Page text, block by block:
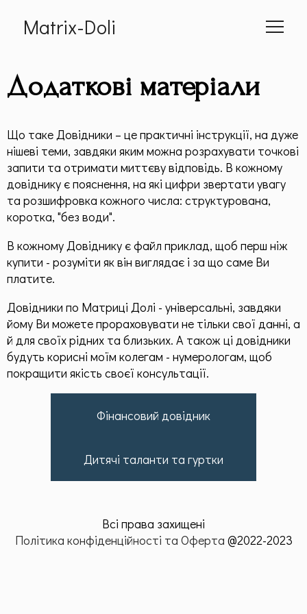
Matrix-Doli
Cумісність
📕 Книга
Статті
Дитяча Матриця
Гроші по методу "Матриці Долі"
Призначення по методу "Матриці Долі"
Матриця, як інструмент
Пасивне опрацювання
Ресурсні статті по Матриці Долі
Родові програми
Чек-листи
Додаткові матеріали
Що таке Довідники – це практичні інструкції, на дуже
нішеві теми, завдяки яким можна розрахувати точкові
запити та отримати миттєву відповідь. В кожному
довіднику є пояснення, на які цифри звертати увагу
та розшифровка кожного числа: структурована,
коротка, "без води".
В кожному Довіднику є файл приклад, щоб перш ніж
купити - розуміти як він виглядає і за що саме Ви
платите.
Довідники по Матриці Долі - універсальні, завдяки
йому Ви можете прораховувати не тільки свої данні, а
й для своїх рідних та близьких. А також ці довідники
будуть корисні моїм колегам - нумерологам, щоб
покращити якість своєї консультації.
Фінансовий довідник
Дитячі таланти та гуртки
Всі права захищені
Політика конфіденційності та Оферта @2022-2023